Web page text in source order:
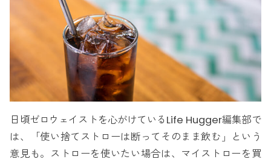
日頃ゼロウェイストを心がけているLife Hugger編集部で
は、「使い捨てストローは断ってそのまま飲む」という
意見も。ストローを使いたい場合は、マイストローを買